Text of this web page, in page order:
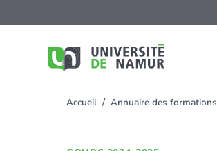
au
You
Accueil Annuaire des formations